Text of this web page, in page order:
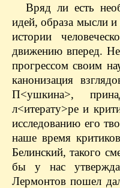
Вряд ли есть
идей, образа мысли и
истории
движению вперед.
прогрессом своим
канонизация
П<ушкина>,
л<итерату>ре и
исследованию его
наше время
Белинский, такого
бы у нас
Лермонтов пошел